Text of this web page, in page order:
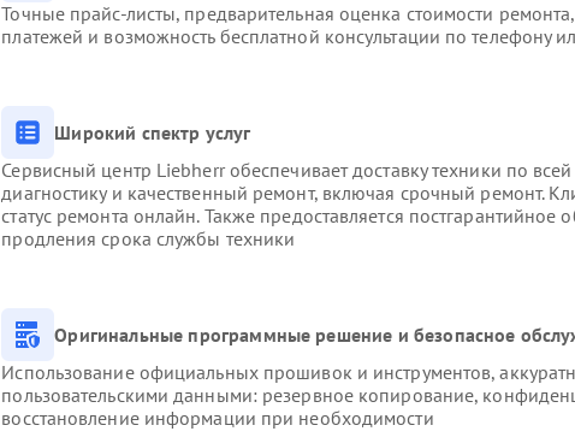
Точные прайс-листы, предварительная оценка стоимости
платежей и возможность бесплатной консультации по телефону
Широкий спектр услуг
Сервисный центр Liebherr обеспечивает доставку техники по
диагностику и качественный ремонт, включая срочный ремонт.
статус ремонта онлайн. Также предоставляется постгарантийное
продления срока службы техники
Оригинальные программные решение и безопасное
Использование официальных прошивок и инструментов,
пользовательскими данными: резервное копирование,
восстановление информации при необходимости